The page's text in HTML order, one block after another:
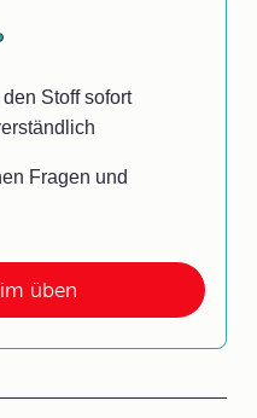
üben
Stoff sofort
Fragen und